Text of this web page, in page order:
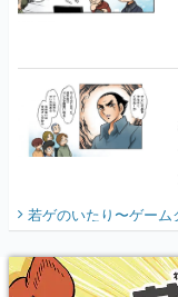
若ゲのいたり〜ゲー